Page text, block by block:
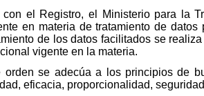
con el Registro, el Ministerio para la
en materia de tratamiento de
de los datos facilitados se
vigente en la materia.
orden se adecúa a los principios de
eficacia, proporcionalidad,